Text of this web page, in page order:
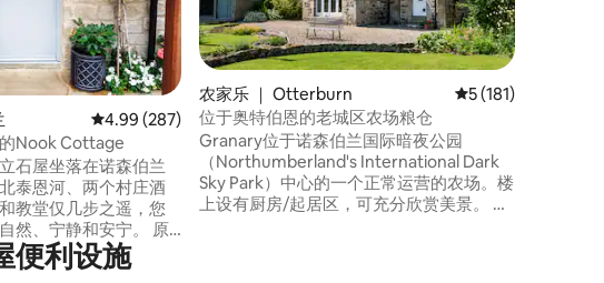
229 条评价平均评分 4.99 分（满分 5 分），共 287 条评价
4.99 (287)
Nook Cottage
石屋坐落在诺森伯兰
泰恩河、两个村庄酒
教堂仅几步之遥，您
然、宁静和安宁。 原
燃木炉、舒适的家具
魅力。 这是一个出色
农家乐 ｜ Otterburn 平均评分 5 分（满
5 (181)
位于奥特伯恩的老城区农场粮仓
Granary位于诺森伯兰国际暗夜公园
（Northumberland's International Dark
Sky Park）中心的一个正常运营的农场。楼
上设有厨房/起居区，可充分欣赏美景。 此
便利设施